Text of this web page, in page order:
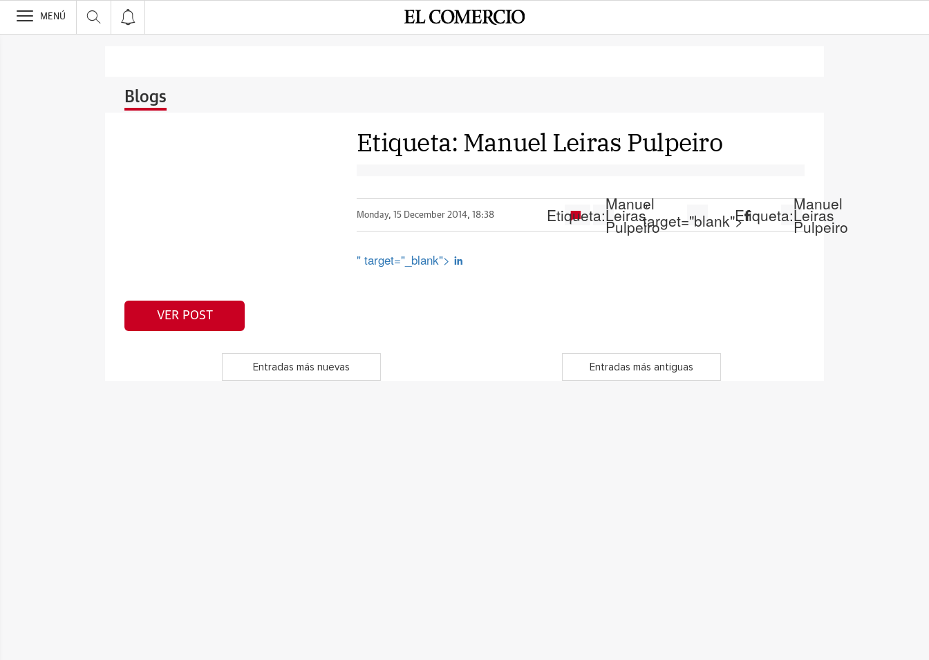
>
MENÚ
Blogs
Etiqueta: Manuel Leiras Pulpeiro
Monday, 15 December 2014, 18:38 Etiqueta:
Manuel
Leiras
Pulpeiro
"
target="blank">Etiqueta:
Manuel
Leiras
Pulpeiro
" target="_blank">
VER POST
Entradas más nuevas Entradas más antiguas